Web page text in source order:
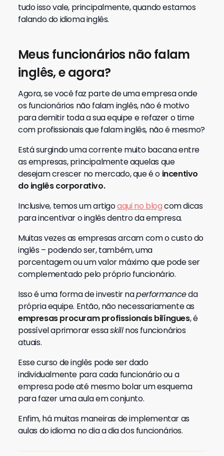
tudo isso vale, principalmente, quando estamos
falando do idioma inglês.
Meus funcionários não falam
inglês, e agora?
Agora, se você faz parte de uma empresa onde
os funcionários não falam inglês, não é motivo
para demitir toda a sua equipe e refazer o time
com profissionais que falam inglês, não é mesmo?
Está surgindo uma corrente muito bacana entre
as empresas, principalmente aquelas que
desejam crescer no mercado, que é o incentivo
do inglês corporativo.
Inclusive, temos um artigoaqui no blogcom dicas
para incentivar o inglês dentro da empresa.
Muitas vezes as empresas arcam com o custo do
inglês – podendo ser, também, uma
porcentagem ou um valor máximo que pode ser
complementado pelo próprio funcionário.
Isso é uma forma de investir naperformanceda
própria equipe. Então, não necessariamente as
empresas procuram profissionais bilíngues, é
possível aprimorar essaskillnos funcionários
atuais.
Esse curso de inglês pode ser dado
individualmente para cada funcionário ou a
empresa pode até mesmo bolar um esquema
para fazer uma aula em conjunto.
Enfim, há muitas maneiras de implementar as
aulas do idioma no dia a dia dos funcionários.